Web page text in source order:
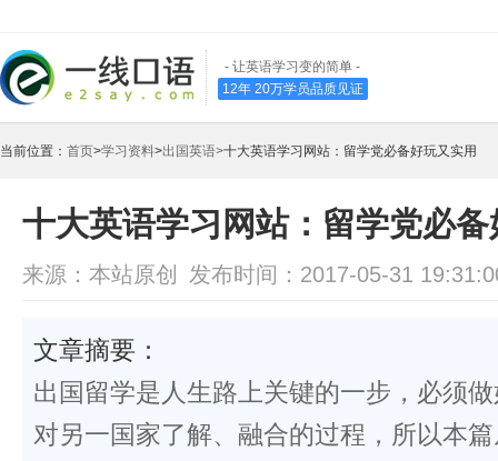
- 让英语学习变的简单 -
12年 20万学员品质见证
当前位置： 首页>学习资料>出国英语>十大英语学习网站：留学党必备好玩又实用
十大英语学习网站：留学党必
来源：本站原创 发布时间：2017-05-31
文章摘要：
出国留学是人生路上关键的一步，必须
对另一国家了解、融合的过程，所以本